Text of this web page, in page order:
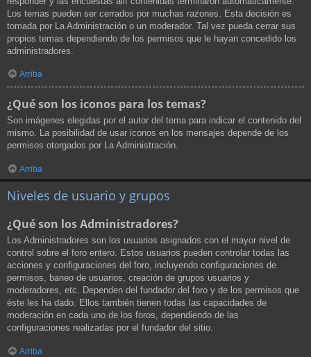
Los temas pueden ser cerrados por muchas razones. Esta decisión es
tomada por La Administración o un moderador. Tal vez pueda cerrar sus
propios temas dependiendo de los permisos que le hayan concedido los
administradores.
Arriba
¿Qué son los iconos para los temas?
Son imágenes elegidas por el autor del tema para indicar el contenido del
mismo. La posibilidad de usar iconos en los mensajes depende de los
permisos otorgados por La Administración.
Arriba
Niveles de usuario y grupos
¿Qué son los Administradores?
Los Administradores son los usuarios asignados con el mayor nivel de
control sobre el foro entero. Estos usuarios pueden controlar todas las
acciones y configuraciones del foro, incluyendo configuraciones de
permisos, baneo de usuarios, creación de grupos usuarios y
moderadores, etc. Dependen del fundador del foro y de los permisos que
éste les ha dado. Ellos también tienen todas las capacidades de
moderación en cada uno de los foros, dependiendo de las
configuraciones realizadas por el fundador del sitio.
Arriba